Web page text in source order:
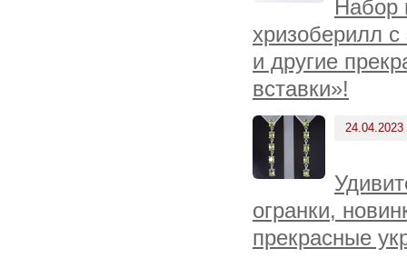
Набор
хризоберилл
и другие
вставки»!
24.04.2023
огранки,
прекрасные